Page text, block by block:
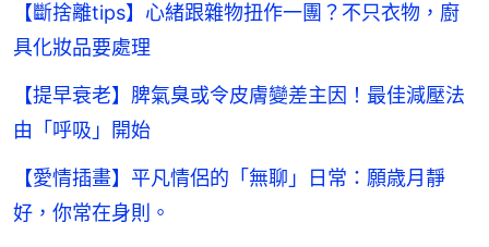
【斷捨離tips】心緒跟雜物扭作一團？不只衣物，廚
具化妝品要處理
【提早衰老】脾氣臭或令皮膚變差主因！最佳減壓法
由「呼吸」開始
【愛情插畫】平凡情侶的「無聊」日常：願歳月靜
好，你常在身則。